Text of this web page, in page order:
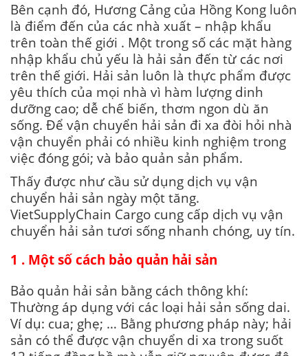
Bên cạnh đó, Hương Cảng của Hồng Kong luôn
là điểm đến của các nhà xuất – nhập khẩu
trên toàn thế giới . Một trong số các mặt hàng
nhập khẩu chủ yếu là hải sản đến từ các nơi
trên thế giới. Hải sản luôn là thực phẩm được
yêu thích của mọi nhà vì hàm lượng dinh
dưỡng cao; dễ chế biến, thơm ngon dù ăn
sống. Để vận chuyển hải sản đi xa đòi hỏi nhà
vận chuyển phải có nhiều kinh nghiệm trong
việc đóng gói; và bảo quản sản phẩm.
Thấy được như cầu sử dụng dịch vụ vận
chuyển hải sản ngày một tăng.
VietSupplyChain Cargo cung cấp dịch vụ vận
chuyển hải sản tươi sống nhanh chóng, uy tín.
1 . Một số cách bảo quản hải sản
Bảo quản hải sản bằng cách thông khí:
Thường áp dụng với các loại hải sản sống dai.
Ví dụ: cua; ghẹ; … Bằng phương pháp này; hải
sản có thể được vận chuyển di xa trong suốt